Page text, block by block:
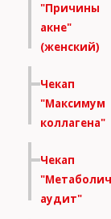
"Причины
акне"
(женский)
Чекап
"Максимум
коллагена"
Чекап
аудит"